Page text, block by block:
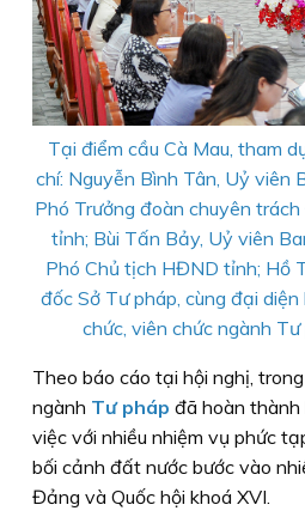
Tại điểm cầu Cà Mau, tham
chí: Nguyễn Bình Tân, Uỷ viên
Phó Trưởng đoàn chuyên
tỉnh; Bùi Tấn Bảy, Uỷ viên
Phó Chủ tịch HĐND tỉnh; Hồ
đốc Sở Tư pháp, cùng đại
chức, viên chức ngành
Theo báo cáo tại hội nghị,
ngành Tư pháp đã hoàn thành
việc với nhiều nhiệm vụ phức
bối cảnh đất nước bước vào
Đảng và Quốc hội khoá XVI.